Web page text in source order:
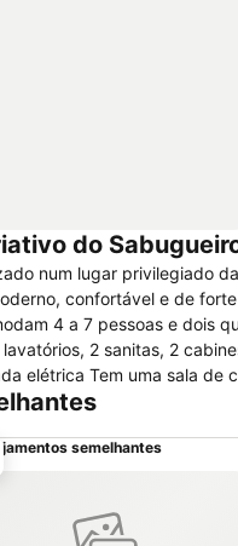
do
num lugar privilegiado
e de forte inspiração para
4 a 7 pessoas e dois
2 sanitas, 2
exibição de filmes e outras
ou atividades
semelhantes